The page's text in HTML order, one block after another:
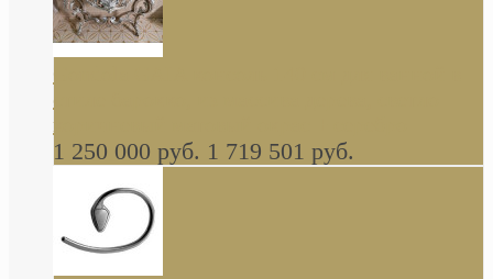
стиле барокко, из массива дерева, светло
коричневый матовый окрас + серебро
1 250 000 руб. 1 719 501 руб.